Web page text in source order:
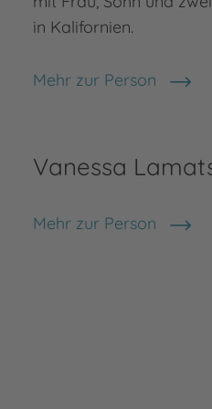
in Kalifornien.
Mehr zur Person
Andrew Shvarts
Vanessa
Mehr zur Person
Vanessa Lamatsch